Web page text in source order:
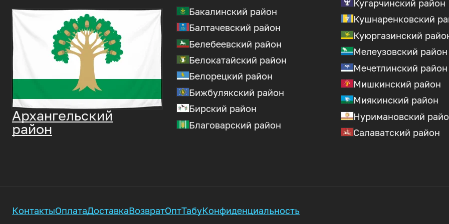
Архангельский
район
Бакалинский район
Балтачевский район
Белебеевский район
Белокатайский район
Белорецкий район
Бижбулякский район
Бирский район
Благоварский район
Кугарчинский район
Кушнаренковский
Куюргазинский
Мелеузовский район
Мечетлинский район
Мишкинский район
Миякинский район
Нуримановский
Салаватский район
КонтактыОплатаДоставкаВозвратОптТабуКонфиденциальность